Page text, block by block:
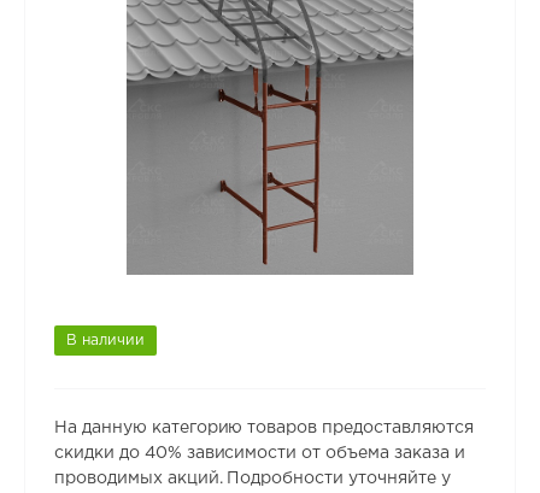
В наличии
На данную категорию товаров предоставляются
скидки до 40% зависимости от объема заказа и
проводимых акций. Подробности уточняйте у